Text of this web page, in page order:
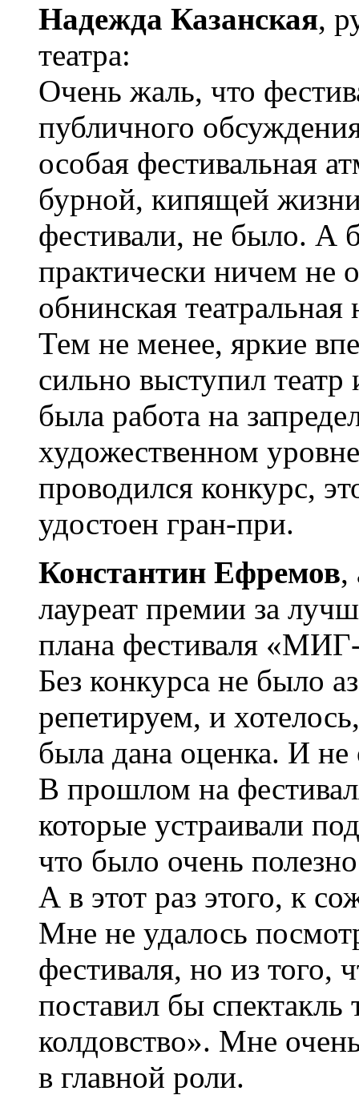
Надежда Казанская,
театра:
Очень жаль, что
публичного
особая фестивальная
бурной, кипящей
фестивали, не было. А
практически ничем
обнинская театральная
Тем не менее, яркие
сильно выступил
была работа на
художественном
проводился конкурс,
удостоен гран-при.
Константин Ефремов,
лауреат премии за
плана фестиваля
Без конкурса не было
репетируем, и
была дана оценка. И не
В прошлом на
которые устраивали
что было очень
А в этот раз этого, к
Мне не удалось
фестиваля, но из того,
поставил бы
колдовство». Мне
в главной роли.